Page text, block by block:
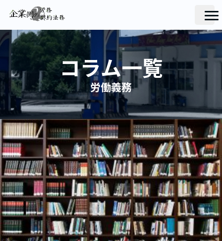
コラム一覧
労働義務